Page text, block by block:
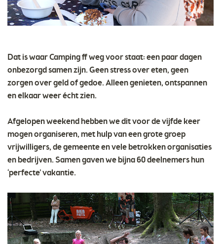
Dat is waar Camping ff weg voor staat: een paar dagen
onbezorgd samen zijn. Geen stress over eten, geen
zorgen over geld of gedoe. Alleen genieten, ontspannen
en elkaar weer écht zien.
Afgelopen weekend hebben we dit voor de vijfde keer
mogen organiseren, met hulp van een grote groep
vrijwilligers, de gemeente en vele betrokken organisaties
en bedrijven. Samen gaven we bijna 60 deelnemers hun
‘perfecte’ vakantie.